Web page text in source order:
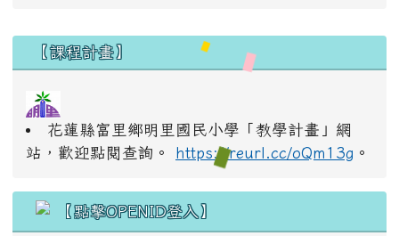
右邊區域內容
【課程計畫】
花蓮縣富里鄉明里國民小學「教學計畫」網
站，歡迎點閱查詢。
https://reurl.cc/oQm13g 。